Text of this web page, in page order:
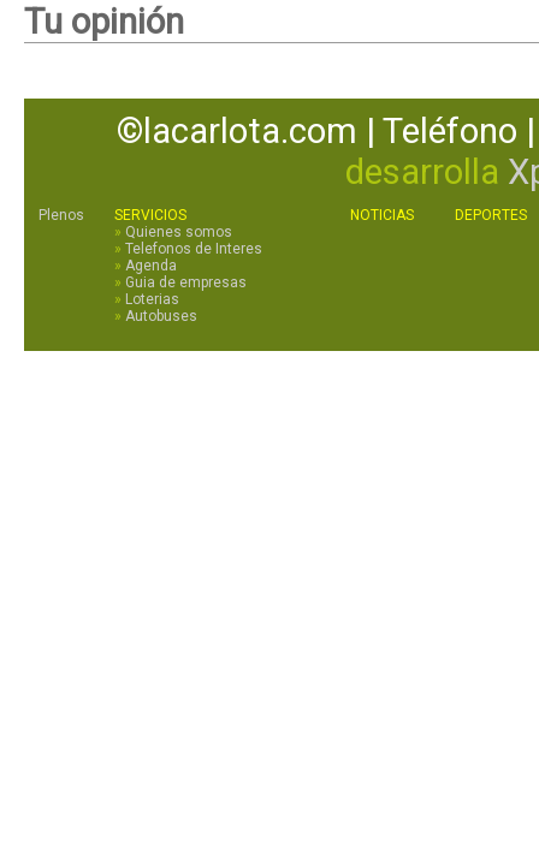
Tu opinión
©lacarlota.com | Teléfono
desarrolla
Plenos
SERVICIOS
» Quienes somos
» Telefonos de Interes
» Agenda
» Guia de empresas
» Loterias
» Autobuses
NOTICIAS DEPORTES